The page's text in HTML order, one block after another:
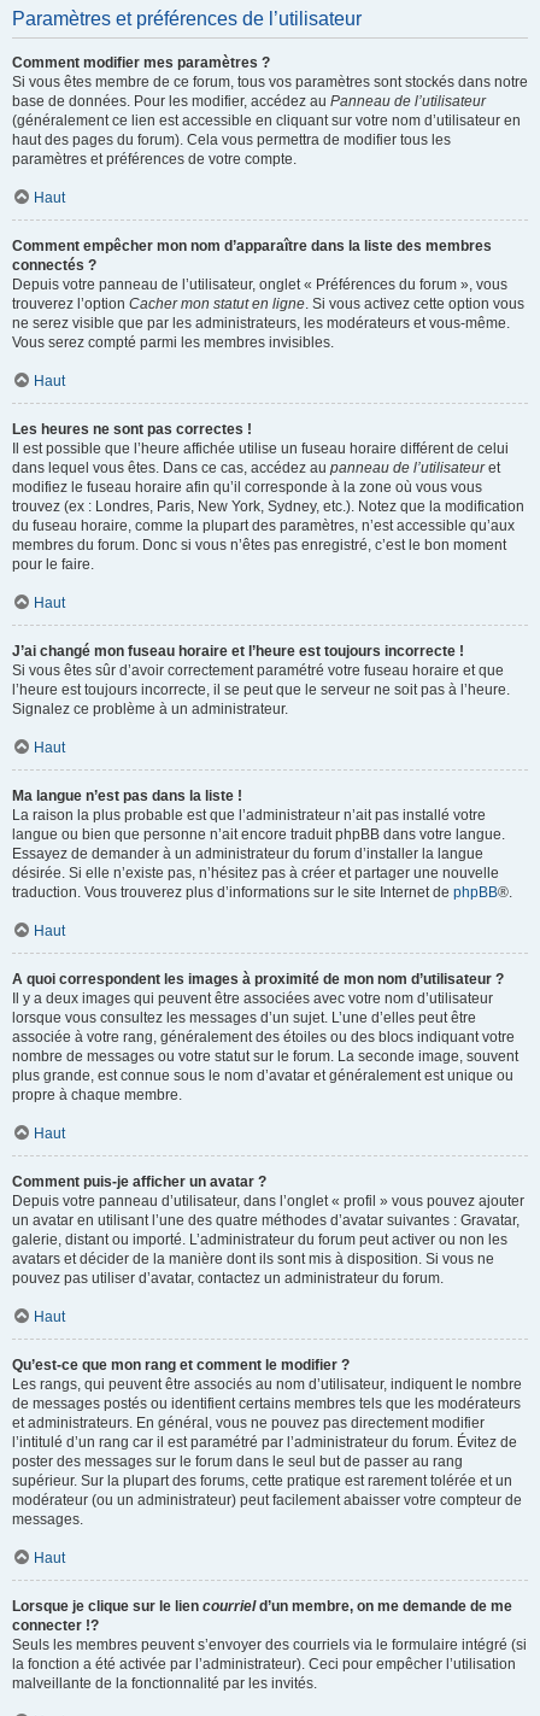
Paramètres et préférences de l’utilisateur
Comment modifier mes paramètres ?
Si vous êtes membre de ce forum, tous vos paramètres sont stockés dans notre
base de données. Pour les modifier, accédez au Panneau de l’utilisateur
(généralement ce lien est accessible en cliquant sur votre nom d’utilisateur en
haut des pages du forum). Cela vous permettra de modifier tous les
paramètres et préférences de votre compte.
Haut
Comment empêcher mon nom d’apparaître dans la liste des membres
connectés ?
Depuis votre panneau de l’utilisateur, onglet « Préférences du forum », vous
trouverez l’option Cacher mon statut en ligne. Si vous activez cette option vous
ne serez visible que par les administrateurs, les modérateurs et vous-même.
Vous serez compté parmi les membres invisibles.
Haut
Les heures ne sont pas correctes !
Il est possible que l’heure affichée utilise un fuseau horaire différent de celui
dans lequel vous êtes. Dans ce cas, accédez au panneau de l’utilisateuret
modifiez le fuseau horaire afin qu’il corresponde à la zone où vous vous
trouvez (ex : Londres, Paris, New York, Sydney, etc.). Notez que la modification
du fuseau horaire, comme la plupart des paramètres, n’est accessible qu’aux
membres du forum. Donc si vous n’êtes pas enregistré, c’est le bon moment
pour le faire.
Haut
J’ai changé mon fuseau horaire et l’heure est toujours incorrecte !
Si vous êtes sûr d’avoir correctement paramétré votre fuseau horaire et que
l’heure est toujours incorrecte, il se peut que le serveur ne soit pas à l’heure.
Signalez ce problème à un administrateur.
Haut
Ma langue n’est pas dans la liste !
La raison la plus probable est que l’administrateur n’ait pas installé votre
langue ou bien que personne n’ait encore traduit phpBB dans votre langue.
Essayez de demander à un administrateur du forum d’installer la langue
désirée. Si elle n’existe pas, n’hésitez pas à créer et partager une nouvelle
traduction. Vous trouverez plus d’informations sur le site Internet de phpBB®.
Haut
A quoi correspondent les images à proximité de mon nom d’utilisateur ?
Il y a deux images qui peuvent être associées avec votre nom d’utilisateur
lorsque vous consultez les messages d’un sujet. L’une d’elles peut être
associée à votre rang, généralement des étoiles ou des blocs indiquant votre
nombre de messages ou votre statut sur le forum. La seconde image, souvent
plus grande, est connue sous le nom d’avatar et généralement est unique ou
propre à chaque membre.
Haut
Comment puis-je afficher un avatar ?
Depuis votre panneau d’utilisateur, dans l’onglet « profil » vous pouvez ajouter
un avatar en utilisant l’une des quatre méthodes d’avatar suivantes : Gravatar,
galerie, distant ou importé. L’administrateur du forum peut activer ou non les
avatars et décider de la manière dont ils sont mis à disposition. Si vous ne
pouvez pas utiliser d’avatar, contactez un administrateur du forum.
Haut
Qu’est-ce que mon rang et comment le modifier ?
Les rangs, qui peuvent être associés au nom d’utilisateur, indiquent le nombre
de messages postés ou identifient certains membres tels que les modérateurs
et administrateurs. En général, vous ne pouvez pas directement modifier
l’intitulé d’un rang car il est paramétré par l’administrateur du forum. Évitez de
poster des messages sur le forum dans le seul but de passer au rang
supérieur. Sur la plupart des forums, cette pratique est rarement tolérée et un
modérateur (ou un administrateur) peut facilement abaisser votre compteur de
messages.
Haut
Lorsque je clique sur le lien courrield’un membre, on me demande de me
connecter !?
Seuls les membres peuvent s’envoyer des courriels via le formulaire intégré (si
la fonction a été activée par l’administrateur). Ceci pour empêcher l’utilisation
malveillante de la fonctionnalité par les invités.